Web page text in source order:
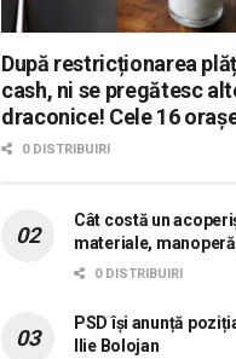
După restricționarea
cash, ni se pregătesc
draconice! Cele 16
România în care se
0 DISTRIBUIRI
Cât costă un
materiale,
0 DISTRIBUIRI
PSD își anunță
Ilie Bolojan